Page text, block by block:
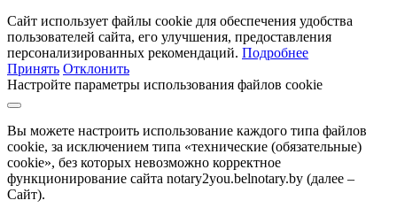
Сайт использует файлы cookie для обеспечения удобства
пользователей сайта, его улучшения, предоставления
персонализированных рекомендаций. Подробнее
Принять Отклонить
Настройте параметры использования файлов cookie
Вы можете настроить использование каждого типа файлов
cookie, за исключением типа «технические (обязательные)
cookie», без которых невозможно корректное
функционирование сайта notary2you.belnotary.by (далее –
Сайт).